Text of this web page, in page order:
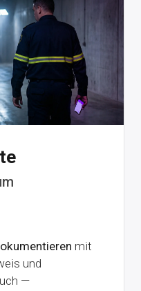
mit
und
—